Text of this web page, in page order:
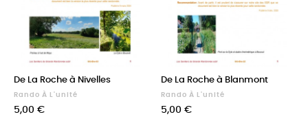
De La Roche à Nivelles
Rando À L'unité
Prix
5,00 €
De La Roche à Blanmont
Rando À L'unité
Prix
5,00 €